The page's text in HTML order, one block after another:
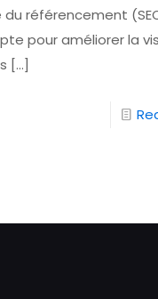
du référencement
pour améliorer la
[…]